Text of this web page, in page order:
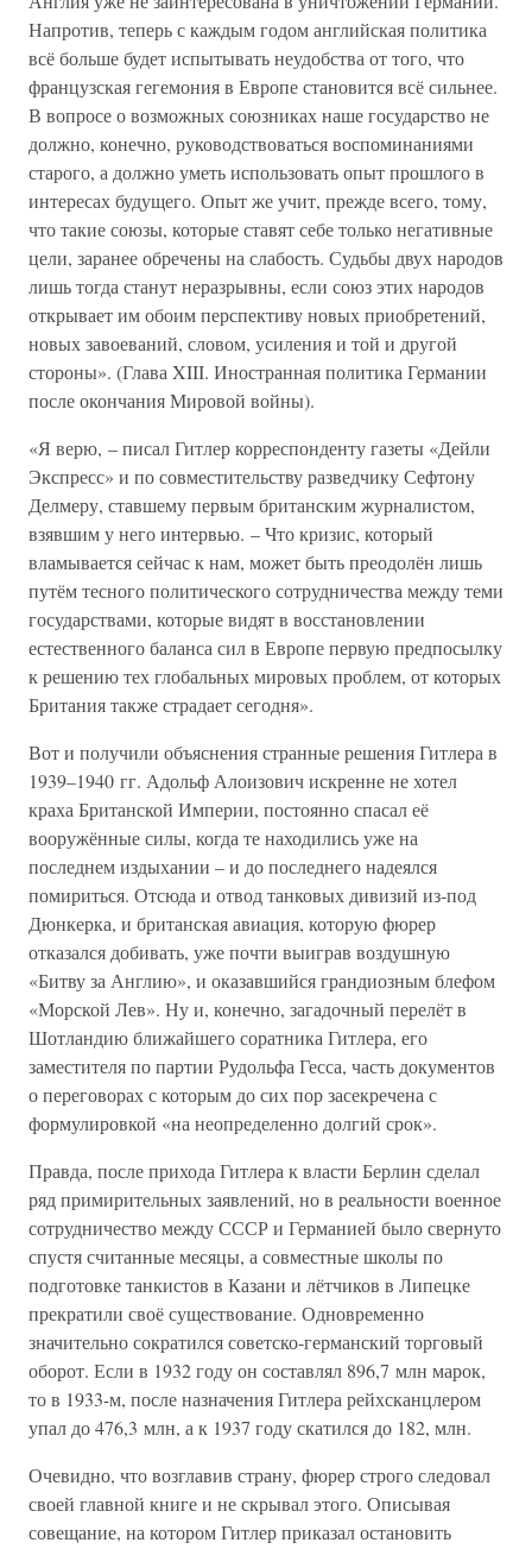
Напротив, теперь с каждым годом английская политика
всё больше будет испытывать неудобства от того, что
французская гегемония в Европе становится всё сильнее.
В вопросе о возможных союзниках наше государство не
должно, конечно, руководствоваться воспоминаниями
старого, а должно уметь использовать опыт прошлого в
интересах будущего. Опыт же учит, прежде всего, тому,
что такие союзы, которые ставят себе только негативные
цели, заранее обречены на слабость. Судьбы двух народов
лишь тогда станут неразрывны, если союз этих народов
открывает им обоим перспективу новых приобретений,
новых завоеваний, словом, усиления и той и другой
стороны». (Глава XIII. Иностранная политика Германии
после окончания Мировой войны).
«Я верю, – писал Гитлер корреспонденту газеты «Дейли
Экспресс» и по совместительству разведчику Сефтону
Делмеру, ставшему первым британским журналистом,
взявшим у него интервью. – Что кризис, который
вламывается сейчас к нам, может быть преодолён лишь
путём тесного политического сотрудничества между теми
государствами, которые видят в восстановлении
естественного баланса сил в Европе первую предпосылку
к решению тех глобальных мировых проблем, от которых
Британия также страдает сегодня».
Вот и получили объяснения странные решения Гитлера в
1939–1940 гг. Адольф Алоизович искренне не хотел
краха Британской Империи, постоянно спасал её
вооружённые силы, когда те находились уже на
последнем издыхании – и до последнего надеялся
помириться. Отсюда и отвод танковых дивизий из-под
Дюнкерка, и британская авиация, которую фюрер
отказался добивать, уже почти выиграв воздушную
«Битву за Англию», и оказавшийся грандиозным блефом
«Морской Лев». Ну и, конечно, загадочный перелёт в
Шотландию ближайшего соратника Гитлера, его
заместителя по партии Рудольфа Гесса, часть документов
о переговорах с которым до сих пор засекречена с
формулировкой «на неопределенно долгий срок».
Правда, после прихода Гитлера к власти Берлин сделал
ряд примирительных заявлений, но в реальности военное
сотрудничество между СССР и Германией было свернуто
спустя считанные месяцы, а совместные школы по
подготовке танкистов в Казани и лётчиков в Липецке
прекратили своё существование. Одновременно
значительно сократился советско-германский торговый
оборот. Если в 1932 году он составлял 896,7 млн марок,
то в 1933-м, после назначения Гитлера рейхсканцлером
упал до 476,3 млн, а к 1937 году скатился до 182, млн.
Очевидно, что возглавив страну, фюрер строго следовал
своей главной книге и не скрывал этого. Описывая
совещание, на котором Гитлер приказал остановить